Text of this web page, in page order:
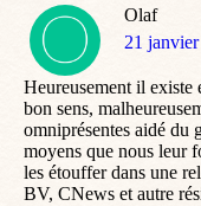
Olaf
dit
21
Heureusement il existe
bon sens,
omniprésentes aidé du
moyens que nous leur
les étouffer dans une
BV, CNews et autre